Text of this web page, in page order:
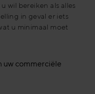
wil bereiken als alles
in geval er iets
u minimaal moet
uw commerciële